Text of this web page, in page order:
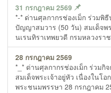
31 กรกฎาคม 2569
*-* ด่านศุลกากรช่องเม็ก ร่วมพิ
ปัญญาสมวาร (50 วัน) สมเด็จพ
นเรนทิราเทพยวดี กรมหลวงร
28 กรกฎาคม 2569
*_* ด่านศุลกากรช่องเม็ก ร่วมกิ
สมเด็จพระเจ้าอยู่หัว เนื่องในโ
พระชนมพรรษา 28 กรกฎาคม